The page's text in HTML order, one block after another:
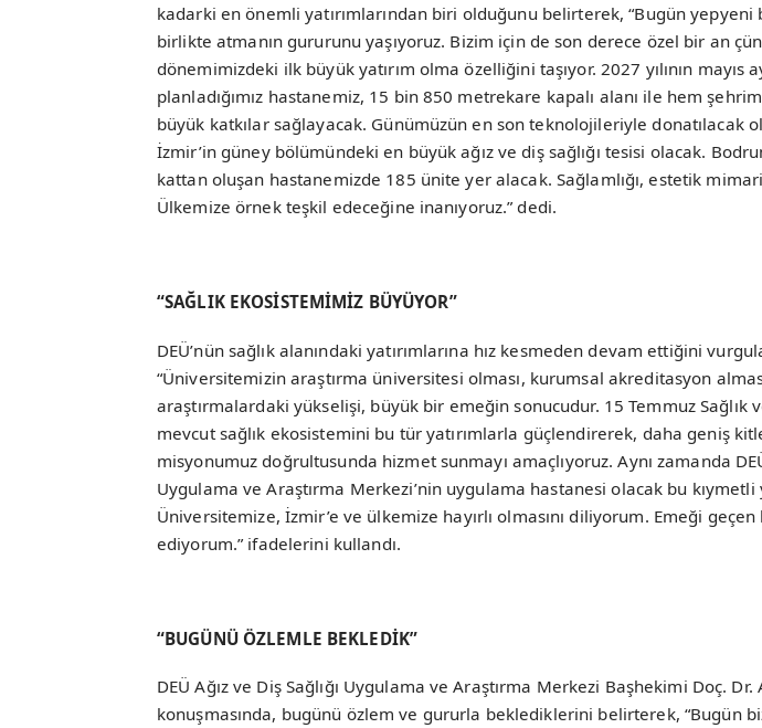
kadarki en önemli yatırımlarından biri olduğunu belirterek, “Bugün yepyeni
birlikte atmanın gururunu yaşıyoruz. Bizim için de son derece özel bir an
dönemimizdeki ilk büyük yatırım olma özelliğini taşıyor. 2027 yılının mayıs
planladığımız hastanemiz, 15 bin 850 metrekare kapalı alanı ile hem
büyük katkılar sağlayacak. Günümüzün en son teknolojileriyle donatılacak
İzmir’in güney bölümündeki en büyük ağız ve diş sağlığı tesisi olacak.
kattan oluşan hastanemizde 185 ünite yer alacak. Sağlamlığı, estetik
Ülkemize örnek teşkil edeceğine inanıyoruz.” dedi.
“SAĞLIK EKOSİSTEMİMİZ BÜYÜYOR”
DEÜ’nün sağlık alanındaki yatırımlarına hız kesmeden devam ettiğini
“Üniversitemizin araştırma üniversitesi olması, kurumsal akreditasyon
araştırmalardaki yükselişi, büyük bir emeğin sonucudur. 15 Temmuz Sağlık
mevcut sağlık ekosistemini bu tür yatırımlarla güçlendirerek, daha geniş
misyonumuz doğrultusunda hizmet sunmayı amaçlıyoruz. Aynı zamanda
Uygulama ve Araştırma Merkezi’nin uygulama hastanesi olacak bu kıymetli
Üniversitemize, İzmir’e ve ülkemize hayırlı olmasını diliyorum. Emeği
ediyorum.” ifadelerini kullandı.
“BUGÜNÜ ÖZLEMLE BEKLEDİK”
DEÜ Ağız ve Diş Sağlığı Uygulama ve Araştırma Merkezi Başhekimi Doç. Dr.
konuşmasında, bugünü özlem ve gururla beklediklerini belirterek, “Bugün